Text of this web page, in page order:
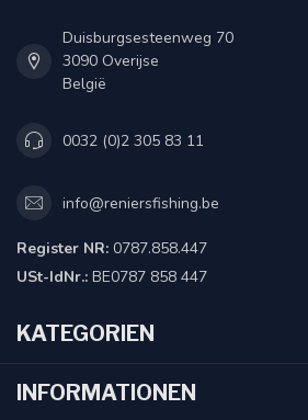
Duisburgsesteenweg 70
3090 Overijse
België
0032 (0)2 305 83 11
info@reniersfishing.be
Register NR: 0787.858.447
USt-IdNr.: BE0787 858 447
KATEGORIEN
INFORMATIONEN